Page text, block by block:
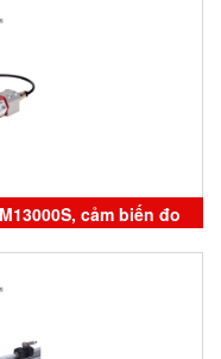
cảm biến đo
Liquid
đại lý temposonics